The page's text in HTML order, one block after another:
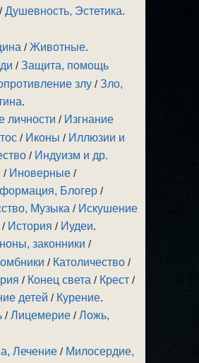
/Душевность, Эстетика.
/Животные.
/Защита, помощь
злу /Зло,
.
личности / Изгнание
/ Иконы / Иллюзии и
/ Индуизм и др.
/ Иноверные /
Блогер /
Музыка / Искушение
/ История / Иудеи.
законники /
/ Католичество /
/ Конец света / Крест /
детей / Курение.
/Лицемерие /Ложь,
Лечение / Милосердие,